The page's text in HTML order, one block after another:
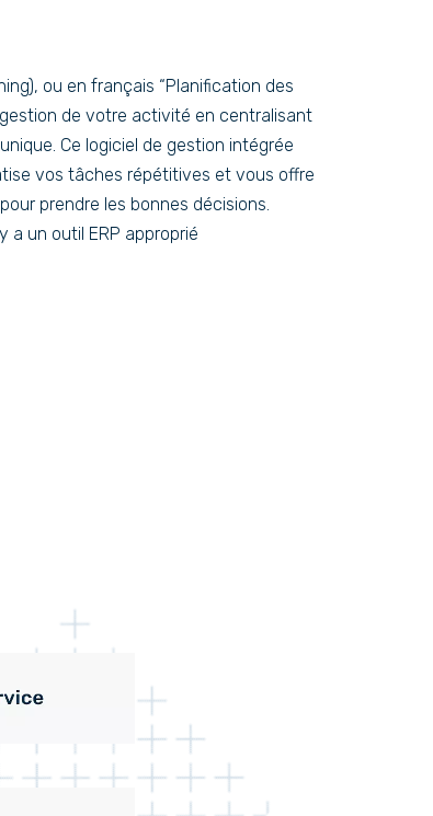
ou en français “Planification des
gestion de votre activité en centralisant
Ce logiciel de gestion intégrée
vos tâches répétitives et vous offre
prendre les bonnes décisions.
a un outil ERP approprié